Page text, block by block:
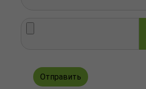
Отправить